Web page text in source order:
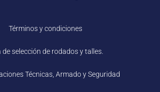
Términos y condiciones
de selección de rodados y talles.
Técnicas, Armado y Seguridad